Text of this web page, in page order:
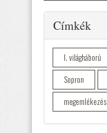
Elrejtés
Címkék
I. világháború
Sopron
megemlékezés